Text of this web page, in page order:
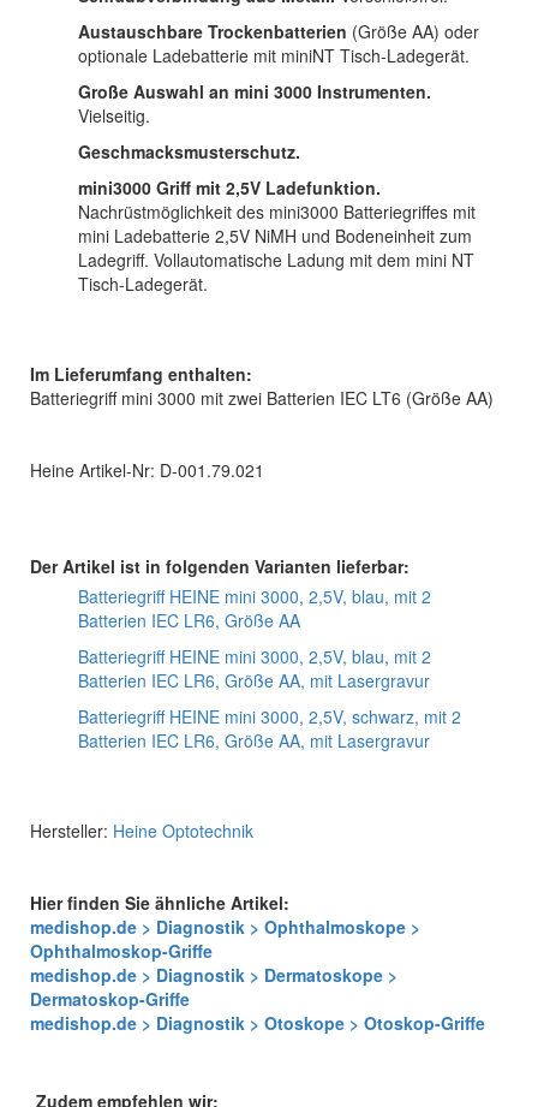
Austauschbare Trockenbatterien (Größe AA) oder
optionale Ladebatterie mit miniNT Tisch-Ladegerät.
Große Auswahl an mini 3000 Instrumenten.
Vielseitig.
Geschmacksmusterschutz.
mini3000 Griff mit 2,5V Ladefunktion.
Nachrüstmöglichkeit des mini3000 Batteriegriffes mit
mini Ladebatterie 2,5V NiMH und Bodeneinheit zum
Ladegriff. Vollautomatische Ladung mit dem mini NT
Tisch-Ladegerät.
Im Lieferumfang enthalten:
Batteriegriff mini 3000 mit zwei Batterien IEC LT6 (Größe AA)
Heine Artikel-Nr: D-001.79.021
Der Artikel ist in folgenden Varianten lieferbar:
Batteriegriff HEINE mini 3000, 2,5V, blau, mit 2
Batterien IEC LR6, Größe AA
Batteriegriff HEINE mini 3000, 2,5V, blau, mit 2
Batterien IEC LR6, Größe AA, mit Lasergravur
Batteriegriff HEINE mini 3000, 2,5V, schwarz, mit 2
Batterien IEC LR6, Größe AA, mit Lasergravur
Hersteller: Heine Optotechnik
Hier finden Sie ähnliche Artikel:
medishop.de > Diagnostik > Ophthalmoskope >
Ophthalmoskop-Griffe
medishop.de > Diagnostik > Dermatoskope >
Dermatoskop-Griffe
medishop.de > Diagnostik > Otoskope > Otoskop-Griffe
Zudem empfehlen wir: